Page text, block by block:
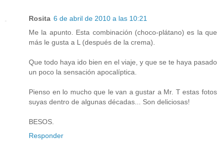
Rosita 6 de abril de 2010 a las 10:21
Me la apunto. Esta combinación (choco-plátano) es la que
más le gusta a L (después de la crema).
Que todo haya ido bien en el viaje, y que se te haya pasado
un poco la sensación apocalíptica.
Pienso en lo mucho que le van a gustar a Mr. T estas fotos
suyas dentro de algunas décadas... Son deliciosas!
BESOS.
Responder